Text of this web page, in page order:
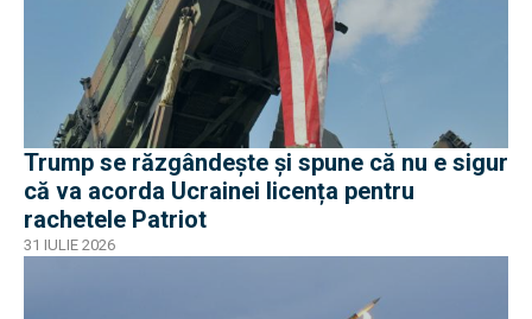
Trump se răzgândește și spune că nu e sigur
că va acorda Ucrainei licența pentru
rachetele Patriot
31 IULIE 2026